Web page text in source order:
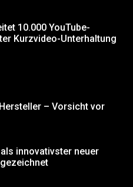
10.000 YouTube-
Kurzvideo-Unterhaltung
– Vorsicht vor
innovativster neuer